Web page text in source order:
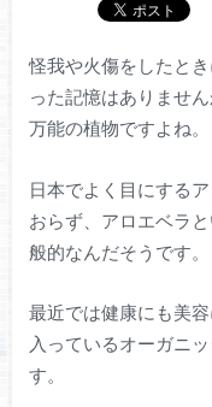
怪我や火傷をしたと
った記憶はありませ
万能の植物ですよね。
日本でよく目にする
おらず、アロエベラ
般的なんだそうです。
最近では健康にも美
入っているオーガニ
す。